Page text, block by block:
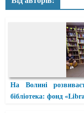
На Волині
бібліотека: фонд